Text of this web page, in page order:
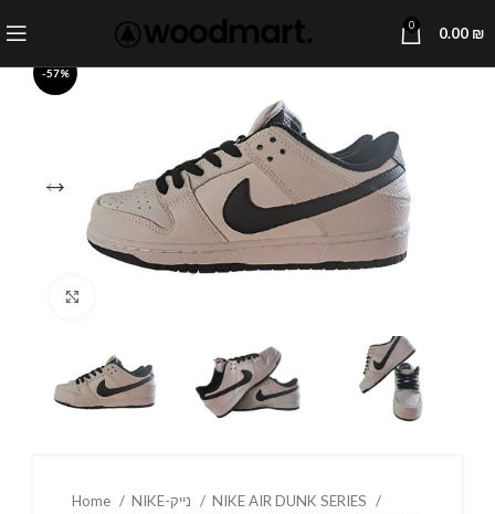
0 0.00 ₪
-57%
Home
NIKE AIR DUNK SERIES